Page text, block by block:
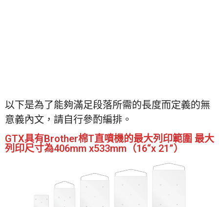
以下是為了能夠滿足段落所需的長度而定義的無
意義內文，請自行參酌編排。
GTX具有Brother棉T直噴機的最大列印範圍 最大
列印尺寸為406mm x533mm（16“x 21”）